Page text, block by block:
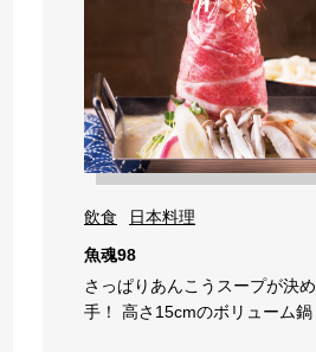
飲食
日本料理
魚魂98
さっぱりあんこうスープが決め
手！ 高さ15cmのボリューム鍋